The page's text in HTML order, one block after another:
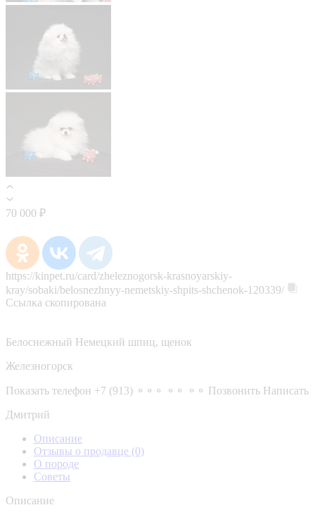
70 000 ₽
https://kinpet.ru/card/zheleznogorsk-krasnoyarskiy-
kray/sobaki/belosnezhnyy-nemetskiy-shpits-shchenok-120339/
Ссылка скопирована
Белоснежный Немецкий шпиц, щенок
Железногорск
Показать телефон +7 (913) ⚬⚬⚬ ⚬⚬ ⚬⚬ Позвонить Написать
Дмитрий
Описание
Отзывы о продавце (0)
О породе
Советы
Описание